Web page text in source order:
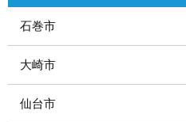
石巻市
大崎市
仙台市